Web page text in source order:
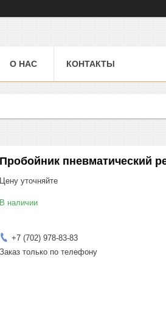
О НАС КОНТАКТЫ
Пробойник пневматический
Цену уточняйте
В наличии
+7 (702) 978-83-83
Заказ только по телефону